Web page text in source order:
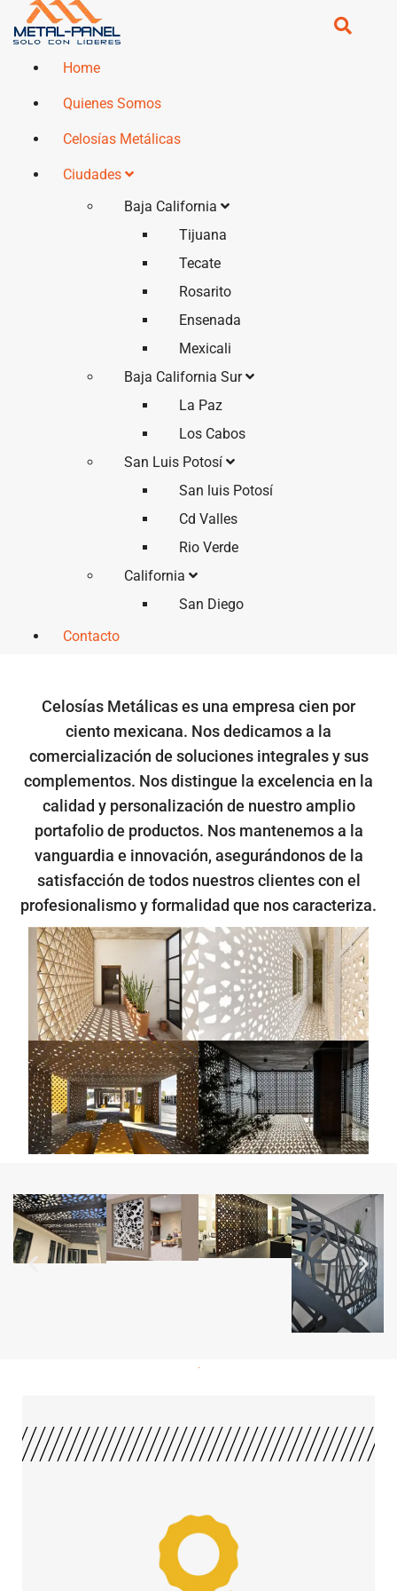
Home
Quienes Somos
Celosías Metálicas
Ciudades
Baja California
Tijuana
Tecate
Rosarito
Ensenada
Mexicali
Baja California Sur
La Paz
Los Cabos
San Luis Potosí
San luis Potosí
Cd Valles
Rio Verde
California
San Diego
Contacto
Celosías Metálicas es una empresa cien por
ciento mexicana. Nos dedicamos a la
comercialización de soluciones integrales y sus
complementos. Nos distingue la excelencia en la
calidad y personalización de nuestro amplio
portafolio de productos. Nos mantenemos a la
vanguardia e innovación, asegurándonos de la
satisfacción de todos nuestros clientes con el
profesionalismo y formalidad que nos caracteriza.